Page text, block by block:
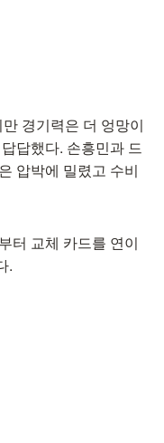
경기력은 더 엉망이
답했다. 손흥민과 드
압박에 밀렸고 수비
터 교체 카드를 연이
.